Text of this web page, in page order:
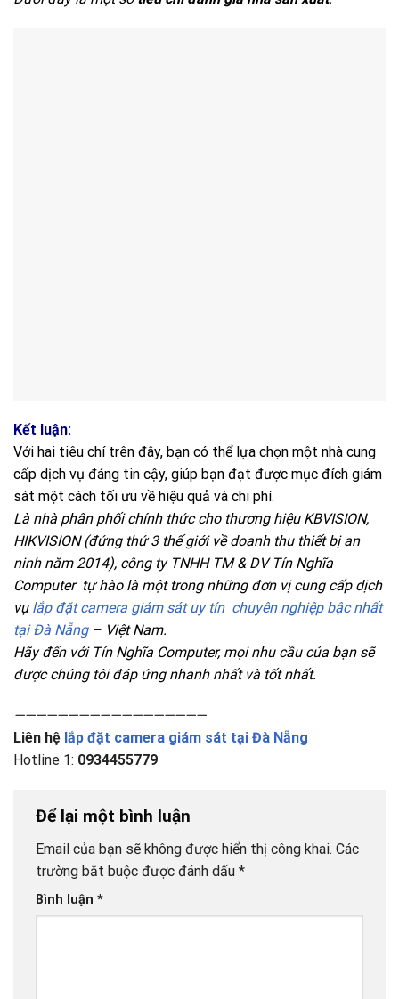
Kết luận:
Với hai tiêu chí trên đây, bạn có thể lựa chọn một nhà cung
cấp dịch vụ đáng tin cậy, giúp bạn đạt được mục đích giám
sát một cách tối ưu về hiệu quả và chi phí.
Là nhà phân phối chính thức cho thương hiệu KBVISION,
HIKVISION (đứng thứ 3 thế giới về doanh thu thiết bị an
ninh năm 2014), công ty TNHH TM & DV Tín Nghĩa
Computer tự hào là một trong những đơn vị cung cấp dịch
vụ lắp đặt camera giám sát uy tín chuyên nghiệp bậc nhất
tại Đà Nẵng– Việt Nam.
Hãy đến với Tín Nghĩa Computer, mọi nhu cầu của bạn sẽ
được chúng tôi đáp ứng nhanh nhất và tốt nhất.
——————————————————
Liên hệ lắp đặt camera giám sát tại Đà Nẵng
Hotline 1: 0934455779
Để lại một bình luận
Email của bạn sẽ không được hiển thị công khai. Các
trường bắt buộc được đánh dấu *
Bình luận *